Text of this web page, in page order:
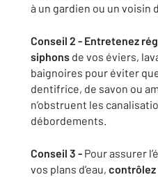
à un gardien ou un voisin
Conseil 2 - Entretenez
siphons de vos éviers,
baignoires pour éviter
dentifrice, de savon ou
n’obstruent les
débordements.
Conseil 3 - Pour assurer
vos plans d’eau, contrôlez